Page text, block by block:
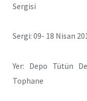
Sergisi
Sergi: 09- 18 Nisan
Yer: Depo Tütün
Tophane